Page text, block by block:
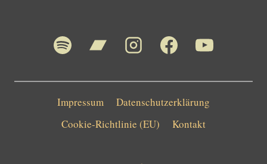
Impressum
Datenschutzerklärung
Cookie-Richtlinie (EU)
Kontakt